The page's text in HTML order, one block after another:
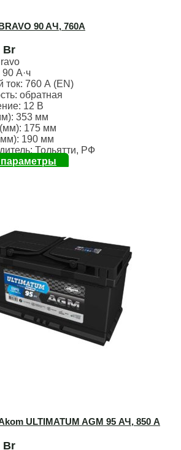
90 AЧ, 760А
Br
90 А·ч
ток: 760 А (EN)
обратная
12 В
353 мм
175 мм
190 мм
Тольятти, РФ
ULTIMATUM AGM 95 АЧ, 850 А
Br